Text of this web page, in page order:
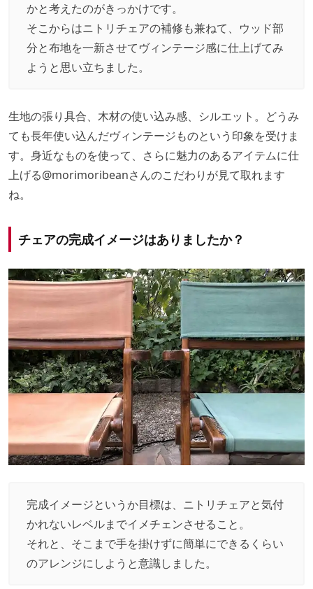
かと考えたのがきっかけです。
そこからはニトリチェアの補修も兼ねて、ウッド部
分と布地を一新させてヴィンテージ感に仕上げてみ
ようと思い立ちました。
生地の張り具合、木材の使い込み感、シルエット。どうみ
ても長年使い込んだヴィンテージものという印象を受けま
す。身近なものを使って、さらに魅力のあるアイテムに仕
上げる@morimoribeanさんのこだわりが見て取れます
ね。
チェアの完成イメージはありましたか？
完成イメージというか目標は、ニトリチェアと気付
かれないレベルまでイメチェンさせること。
それと、そこまで手を掛けずに簡単にできるくらい
のアレンジにしようと意識しました。